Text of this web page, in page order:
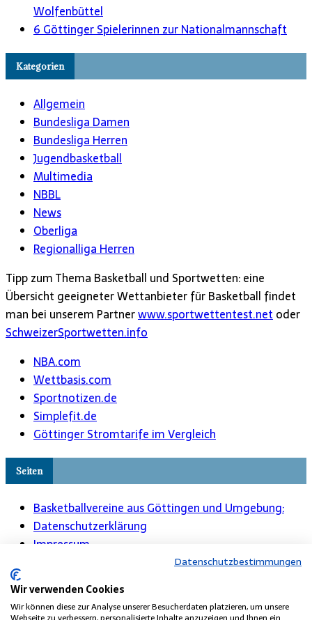
Wolfenbüttel
6 Göttinger Spielerinnen zur Nationalmannschaft
Kategorien
Allgemein
Bundesliga Damen
Bundesliga Herren
Jugendbasketball
Multimedia
NBBL
News
Oberliga
Regionalliga Herren
Tipp zum Thema Basketball und Sportwetten: eine
Übersicht geeigneter Wettanbieter für Basketball findet
man bei unserem Partnerwww.sportwettentest.net oder
SchweizerSportwetten.info
NBA.com
Wettbasis.com
Sportnotizen.de
Simplefit.de
Göttinger Stromtarife im Vergleich
Seiten
Basketballvereine aus Göttingen und Umgebung:
Datenschutzerklärung
Impressum
Interessante Webseiten aus der Region Göttingen
Links
Datenschutzbestimmungen
Wir verwenden Cookies
Wir können diese zur Analyse unserer Besucherdaten platzieren, um unsere